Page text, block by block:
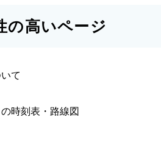
の高いページ
て
時刻表・路線図